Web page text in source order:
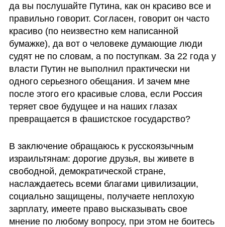
да вы послушайте Путина, как он красиво все и
правильно говорит. Согласен, говорит он часто
красиво (по неизвестно кем написанной
бумажке), да вот о человеке думающие люди
судят не по словам, а по поступкам. За 22 года у
власти Путин не выполнил практически ни
одного серьезного обещания. И зачем мне
после этого его красивые слова, если Россия
теряет свое будущее и на наших глазах
превращается в фашистское государство?
В заключение обращаюсь к русскоязычным
израильтянам: дорогие друзья, вы живете в
свободной, демократической стране,
наслаждаетесь всеми благами цивилизации,
социально защищены, получаете неплохую
зарплату, имеете право высказывать свое
мнение по любому вопросу, при этом не боитесь